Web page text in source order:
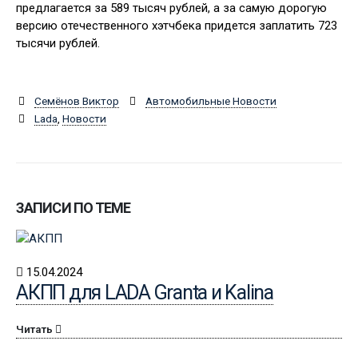
предлагается за 589 тысяч рублей, а за самую дорогую
версию отечественного хэтчбека придется заплатить 723
тысячи рублей.
Семёнов Виктор
Автомобильные Новости
Lada Новости
ЗАПИСИ ПО ТЕМЕ
15.04.2024
АКПП для LADA Granta и Kalina
Читать